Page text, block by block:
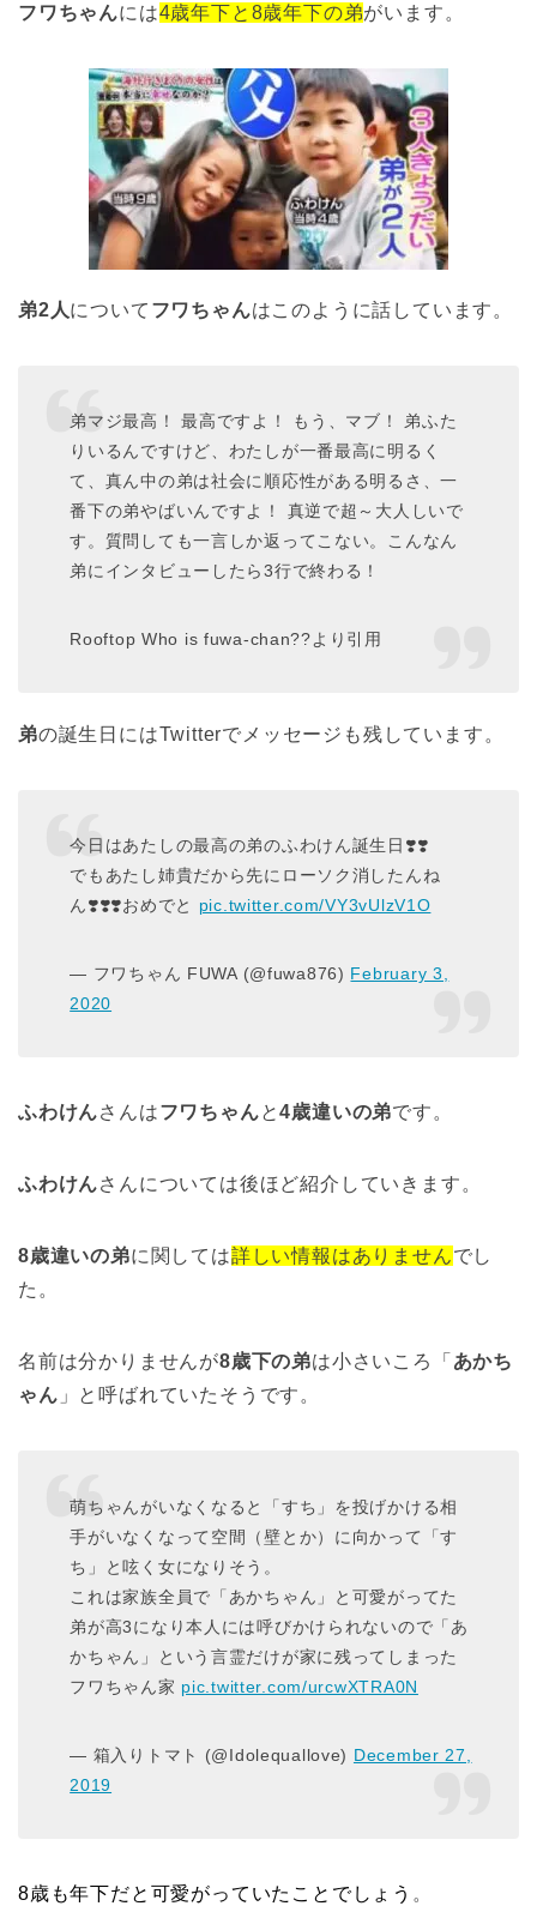
フワちゃんには4歳年下と8歳年下の弟がいます。
弟2人について フワちゃんはこのように話しています。
弟マジ最高！ 最高ですよ！ もう、マブ！ 弟ふた
りいるんですけど、わたしが一番最高に明るく
て、真ん中の弟は社会に順応性がある明るさ、一
番下の弟やばいんですよ！ 真逆で超～大人しいで
す。質問しても一言しか返ってこない。こんなん
弟にインタビューしたら3行で終わる！
Rooftop Who is fuwa-chan??より引用
弟の誕生日にはTwitterでメッセージも残しています。
今日はあたしの最高の弟のふわけん誕生日❣️❣️
でもあたし姉貴だから先にローソク消したんね
ん❣️❣️❣️おめでと pic.twitter.com/VY3vUlzV1O
— フワちゃん FUWA (@fuwa876) February 3,
2020
ふわけんさんはフワちゃんと4歳違いの弟です。
ふわけんさんについては後ほど紹介していきます。
8歳違いの弟に関しては詳しい情報はありませんでし
た。
名前は分かりませんが8歳下の弟は小さいころ「 あかち
ゃん 」と呼ばれていたそうです。
萌ちゃんがいなくなると「すち」を投げかける相
手がいなくなって空間（壁とか）に向かって「す
ち」と呟く女になりそう。
これは家族全員で「あかちゃん」と可愛がってた
弟が高3になり本人には呼びかけられないので「あ
かちゃん」という言霊だけが家に残ってしまった
フワちゃん家 pic.twitter.com/urcwXTRA0N
— 箱入りトマト (@Idolequallove) December 27,
2019
8歳も年下だと可愛がっていたことでしょう 。